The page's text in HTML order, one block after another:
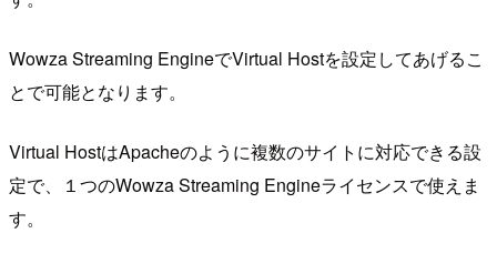
Wowza Streaming EngineでVirtual Hostを設定してあげるこ
とで可能となります。
Virtual HostはApacheのように複数のサイトに対応できる設
定で、１つのWowza Streaming Engineライセンスで使えま
す。